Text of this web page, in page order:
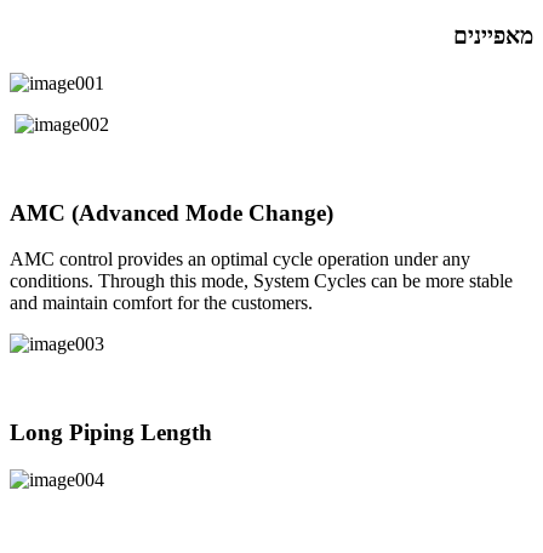
מאפיינים
AMC (Advanced Mode Change)
AMC control provides an optimal cycle operation under any
conditions. Through this mode, System Cycles can be more stable
and maintain comfort for the customers.
Long Piping Length